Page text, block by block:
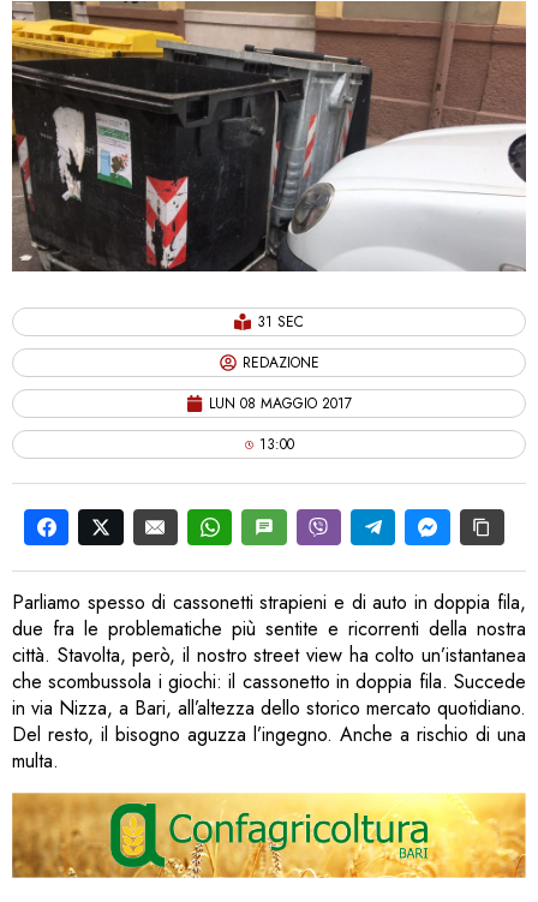
31 SEC
REDAZIONE
LUN 08 MAGGIO 2017
13:00
Parliamo spesso di cassonetti strapieni e di auto in doppia fila,
due fra le problematiche più sentite e ricorrenti della nostra
città. Stavolta, però, il nostro street view ha colto un’istantanea
che scombussola i giochi: il cassonetto in doppia fila. Succede
in via Nizza, a Bari, all’altezza dello storico mercato quotidiano.
Del resto, il bisogno aguzza l’ingegno. Anche a rischio di una
multa.